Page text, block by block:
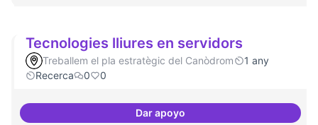
Tecnologies lliures en servidors
Treballem el pla estratègic del Canòdrom
1 any
Recerca
0 0
Dar apoyoTecnologies lliures en servidors